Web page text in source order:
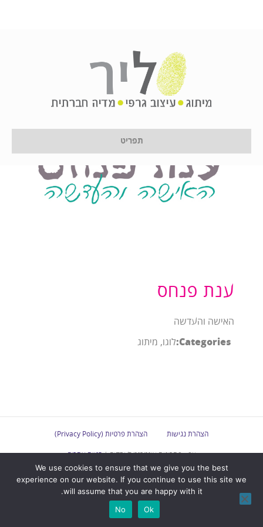
תפריט
ענת פנחס
האישה והעדשה
Categories: לוגו, מיתוג
הצהרת נגישות הצהרת פרטיות (Privacy Policy)
אפ - פתרונות אינטרנט לעסקים |בניית אתרים
We use cookies to ensure that we give you the best
experience on our website. If you continue to use this site we
will assume that you are happy with it.
Ok
No